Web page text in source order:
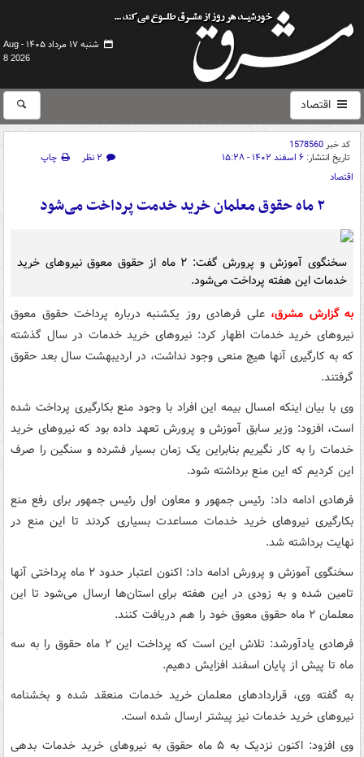
شنبه ۱۷ مرداد ۱۴۰۵ -
Aug
8 2026
اقتصاد
کد خبر1578560
تاریخ انتشار: ۶ اسفند ۱۴۰۲ - ۱۵:۲۸ ۲ نظر
چاپ
اقتصاد
۲ ماه حقوق معلمان خرید خدمت پرداخت می‌شود
سخنگوی آموزش و پرورش گفت: ۲ ماه از حقوق معوق نیروهای خرید
خدمات این هفته پرداخت می‌شود.
به گزارش مشرق،علی فرهادی روز یکشنبه درباره پرداخت حقوق معوق
نیروهای خرید خدمات اظهار کرد: نیروهای خرید خدمات در سال گذشته
که به کارگیری آنها هیچ منعی وجود نداشت، در اردیبهشت سال بعد حقوق
گرفتند.
وی با بیان اینکه امسال بیمه این افراد با وجود منع بکارگیری پرداخت شده
است، افزود: وزیر سابق آموزش و پرورش تعهد داده بود که نیروهای خرید
خدمات را به کار نگیریم بنابراین یک زمان بسیار فشرده و سنگین را صرف
این کردیم که این منع برداشته شود.
فرهادی ادامه داد: رئیس جمهور و معاون اول رئیس جمهور برای رفع منع
بکارگیری نیروهای خرید خدمات مساعدت بسیاری کردند تا این منع در
نهایت برداشته شد.
سخنگوی آموزش و پرورش ادامه داد: اکنون اعتبار حدود ۲ ماه پرداختی آنها
تامین شده و به زودی در این هفته برای استان‌ها ارسال می‌شود تا این
معلمان ۲ ماه حقوق معوق خود را هم دریافت کنند.
فرهادی یادآورشد: تلاش این است که پرداخت این ۲ ماه حقوق را به سه
ماه تا پیش از پایان اسفند افزایش دهیم.
به گفته وی، قراردادهای معلمان خرید خدمات منعقد شده و بخشنامه
نیروهای خرید خدمات نیز پیشتر ارسال شده است.
وی افزود: اکنون نزدیک به ۵ ماه حقوق به نیروهای خرید خدمات بدهی